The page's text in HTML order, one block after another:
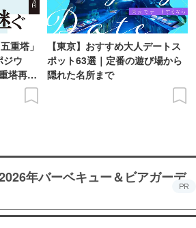
重塔」
ジウ
塔再建
【東京】おすすめ大人デートス
ポット63選｜定番の遊び場から
隠れた名所まで
年バーベキュー＆ビアガーデ
PR